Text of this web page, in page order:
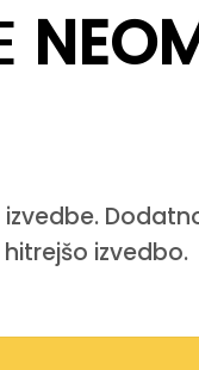
izvedbo.